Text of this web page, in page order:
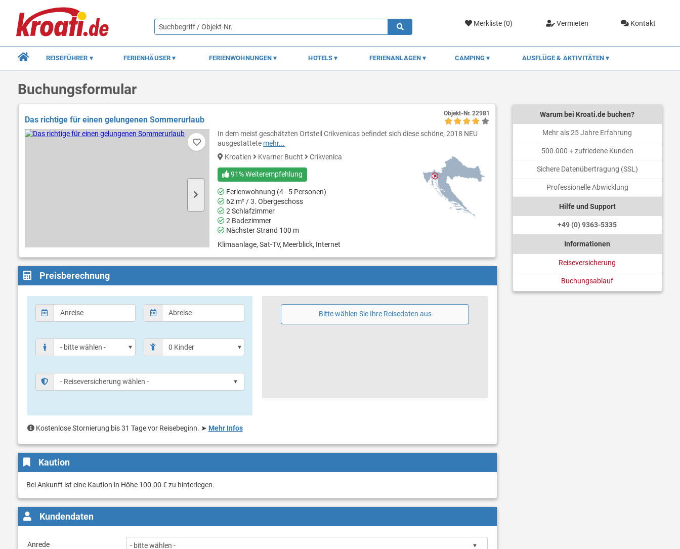
Merkliste (0) Vermieten Kontakt
REISEFÜHRER FERIENHÄUSER FERIENWOHNUNGEN HOTELS FERIENANLAGEN CAMPING AUSFLÜGE & AKTIVITÄTEN
Buchungsformular
Das richtige für einen gelungenen Sommerurlaub
In dem meist geschätzten Ortsteil Crikvenicas befindet sich diese schöne, 2018 NEU
ausgestattete mehr...
Kroatien
Kvarner Bucht Crikvenica
91% Weiterempfehlung
Ferienwohnung (4 - 5 Personen)
62 m² / 3. Obergeschoss
2 Schlafzimmer
2 Badezimmer
Nächster Strand 100 m
Klimaanlage, Sat-TV, Meerblick, Internet
Objekt-Nr.22981
Preisberechnung
Kostenlose Stornierung bis 31 Tage vor Reisebeginn. ➤ Mehr Infos
Bitte wählen Sie Ihre Reisedaten aus
Kaution
Bei Ankunft ist eine Kaution in Höhe 100.00 € zu hinterlegen.
Kundendaten
Anrede
Warum bei Kroati.de buchen?
Mehr als 25 Jahre Erfahrung
500.000 + zufriedene Kunden
Sichere Datenübertragung (SSL)
Professionelle Abwicklung
Hilfe und Support
+49 (0) 9363-5335
Informationen
Reiseversicherung
Buchungsablauf